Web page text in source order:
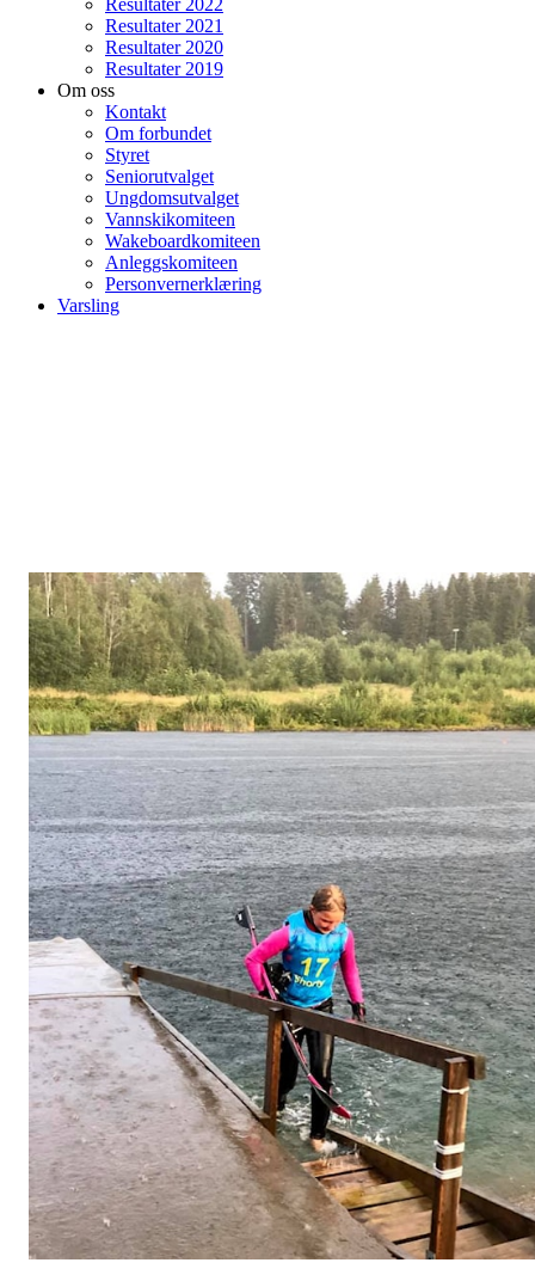
Resultater 2022
Resultater 2021
Resultater 2020
Resultater 2019
Om oss
Kontakt
Om forbundet
Styret
Seniorutvalget
Ungdomsutvalget
Vannskikomiteen
Wakeboardkomiteen
Anleggskomiteen
Personvernerklæring
Varsling